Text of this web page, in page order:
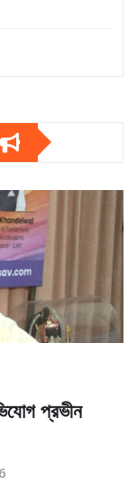
প্রভীন